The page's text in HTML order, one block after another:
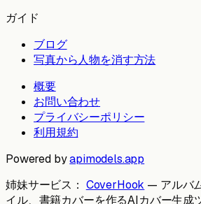
ガイド
ブログ
写真から人物を消す方法
概要
お問い合わせ
プライバシーポリシー
利用規約
Powered byapimodels.app
姉妹サービス： CoverHook — アルバ
イル、書籍カバーを作るAIカバー生成